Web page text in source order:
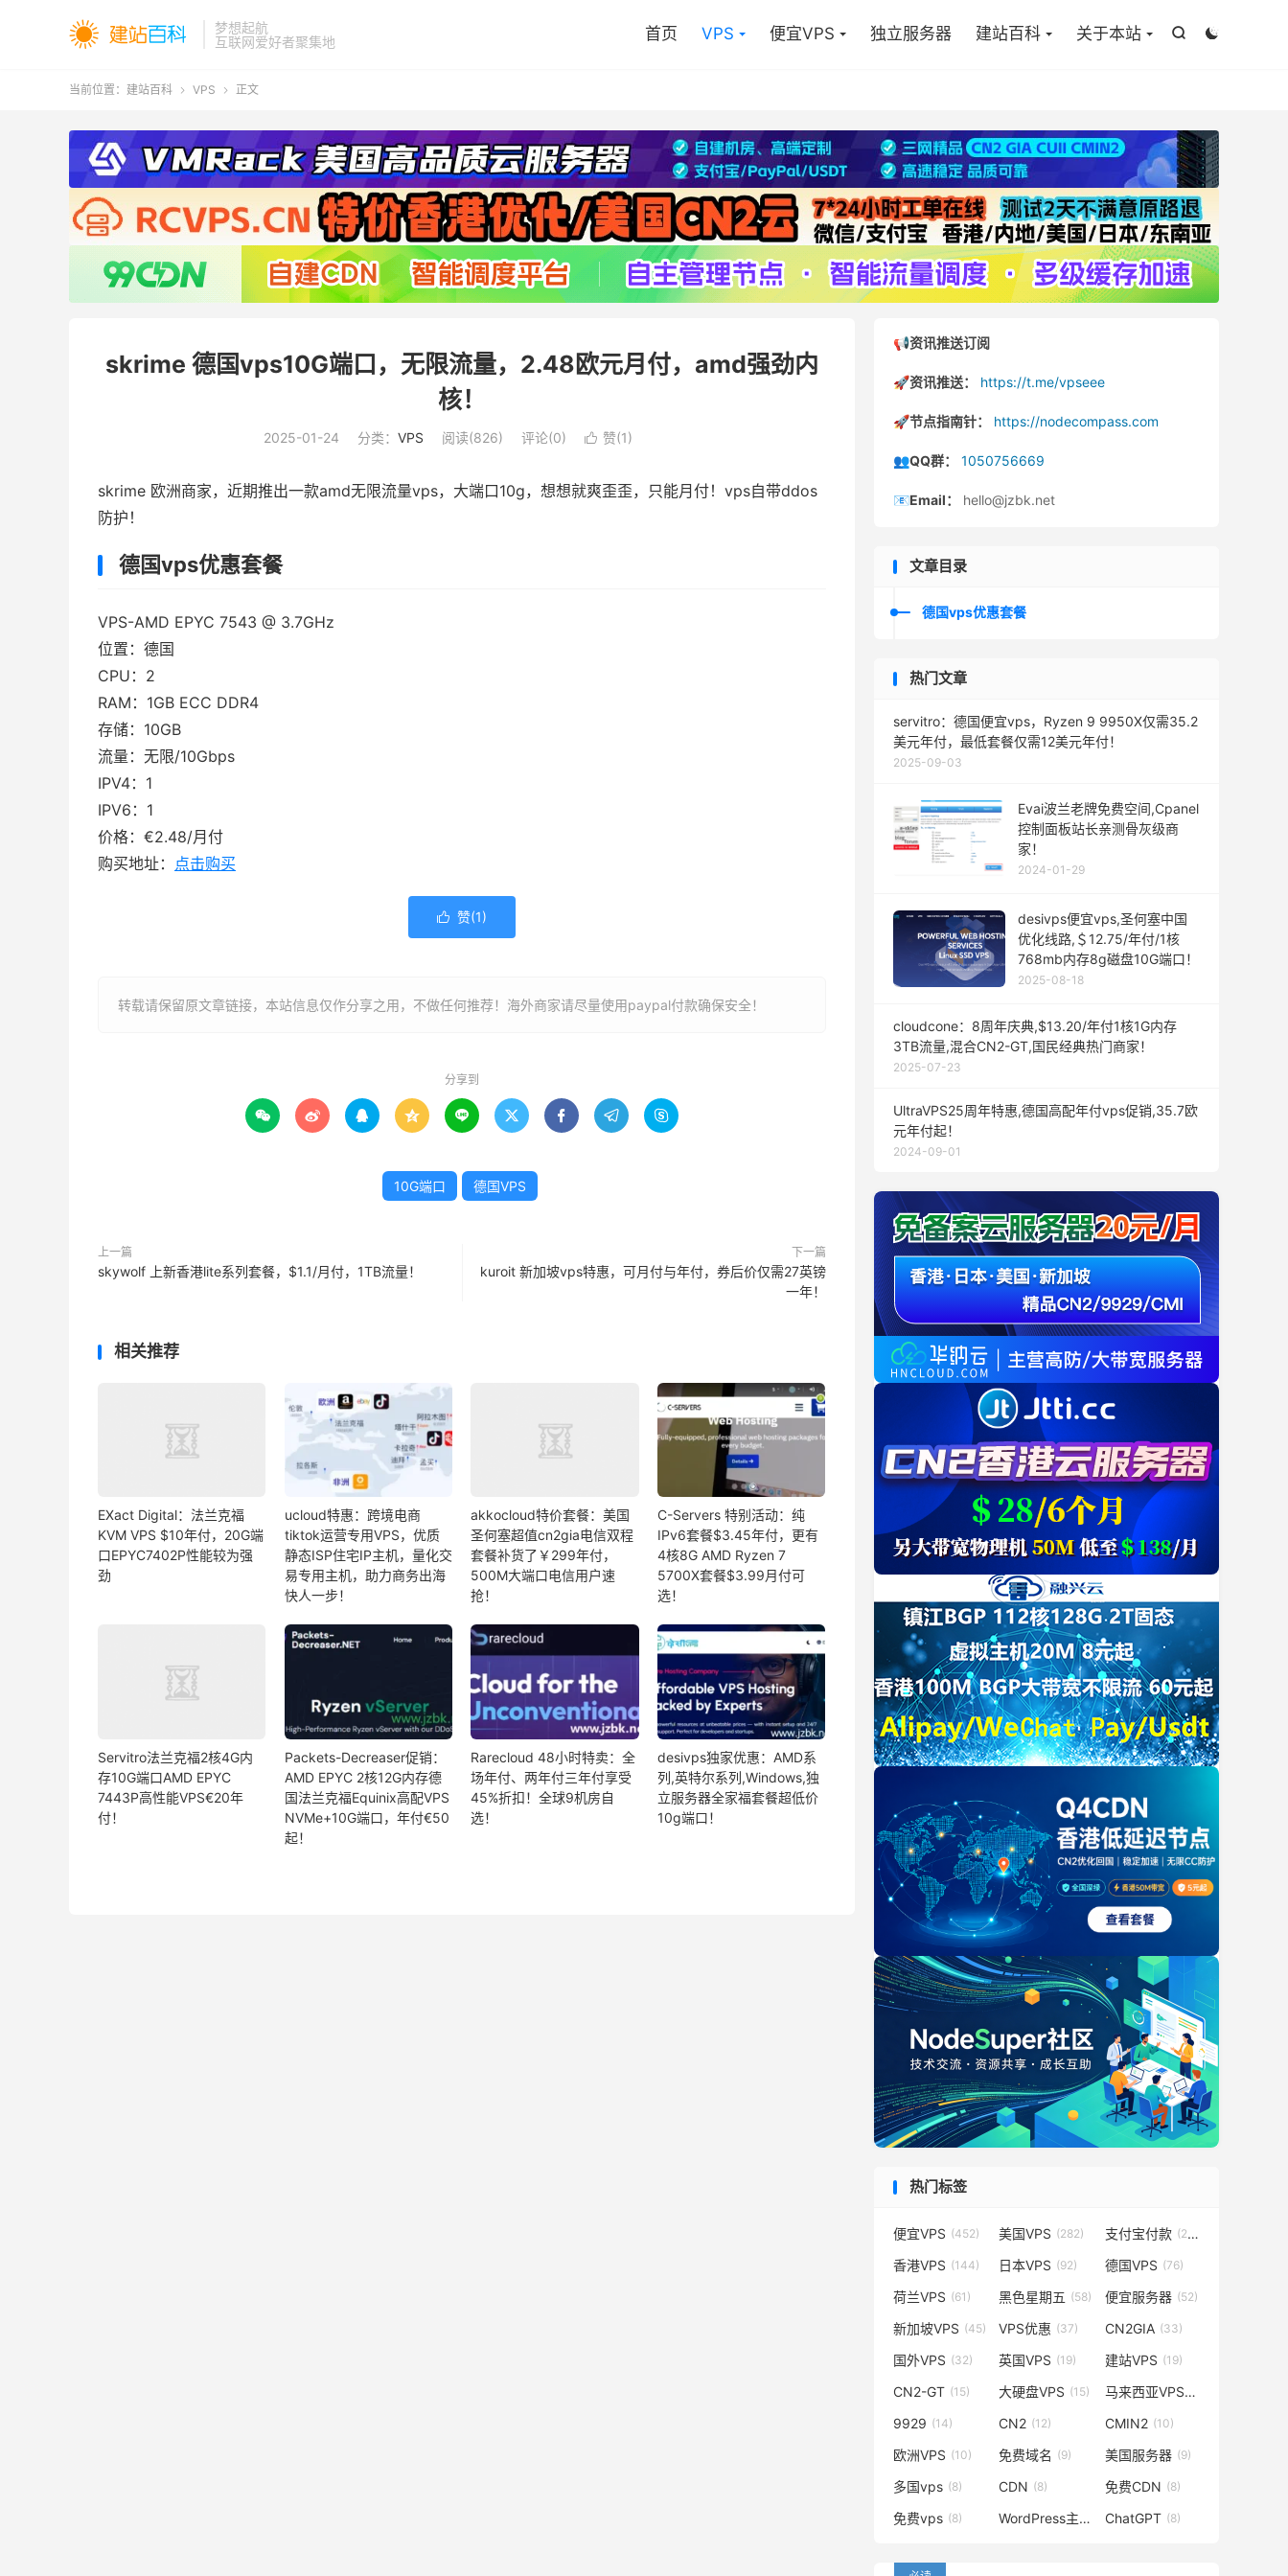
梦想起航
互联网爱好者聚集地


首页 VPS 便宜VPS 独立服务器 建站百科 关于本站
当前位置： 建站百科  VPS  正文
skrime 德国vps10G端口，无限流量，2.48欧元月付，amd强劲内
核！
2025-01-24 分类： VPS 阅读(826) 评论(0)  赞(1)
skrime 欧洲商家，近期推出一款amd无限流量vps，大端口10g，想想就爽歪歪，只能月付！vps自带ddos
防护！
德国vps优惠套餐
VPS-AMD EPYC 7543 @ 3.7GHz
位置：德国
CPU：2
RAM：1GB ECC DDR4
存储：10GB
流量：无限/10Gbps
IPV4：1
IPV6：1
价格：€2.48/月付
购买地址： 点击购买
 赞(1)
转载请保留原文章链接，本站信息仅作分享之用，不做任何推荐！海外商家请尽量使用paypal付款确保安全！
分享到
        
10G端口 德国VPS
上一篇
skywolf 上新香港lite系列套餐，$1.1/月付，1TB流量！
下一篇
kuroit 新加坡vps特惠，可月付与年付，券后价仅需27英镑
一年！
相关推荐
EXact Digital：法兰克福
KVM VPS $10年付，20G端
口EPYC7402P性能较为强
劲
ucloud特惠：跨境电商
tiktok运营专用VPS，优质
静态ISP住宅IP主机，量化交
易专用主机，助力商务出海
快人一步！
akkocloud特价套餐：美国
圣何塞超值cn2gia电信双程
套餐补货了￥299年付，
500M大端口电信用户速
抢！
C-Servers 特别活动：纯
IPv6套餐$3.45年付，更有
4核8G AMD Ryzen 7
5700X套餐$3.99月付可
选！
Servitro法兰克福2核4G内
存10G端口AMD EPYC
7443P高性能VPS€20年
付！
Packets-Decreaser促销：
AMD EPYC 2核12G内存德
国法兰克福Equinix高配VPS
NVMe+10G端口，年付€50
起！
Rarecloud 48小时特卖：全
场年付、两年付三年付享受
45%折扣！全球9机房自
选！
desivps独家优惠：AMD系
列,英特尔系列,Windows,独
立服务器全家福套餐超低价
10g端口！
📢资讯推送订阅
🚀资讯推送： https://t.me/vpseee
🚀节点指南针： https://nodecompass.com
👥QQ群： 1050756669
📧Email： hello@jzbk.net
文章目录
德国vps优惠套餐
热门文章
servitro：德国便宜vps，Ryzen 9 9950X仅需35.2
美元年付，最低套餐仅需12美元年付！
2025-09-03
Evai波兰老牌免费空间,Cpanel
控制面板站长亲测骨灰级商
家！
2024-01-29
desivps便宜vps,圣何塞中国
优化线路,＄12.75/年付/1核
768mb内存8g磁盘10G端口！
2025-08-18
cloudcone：8周年庆典,$13.20/年付1核1G内存
3TB流量,混合CN2-GT,国民经典热门商家！
2025-07-23
UltraVPS25周年特惠,德国高配年付vps促销,35.7欧
元年付起！
2024-09-01
热门标签
便宜VPS (452) 美国VPS (282) 支付宝付款 (231)
香港VPS (144) 日本VPS (92) 德国VPS (76)
荷兰VPS (61) 黑色星期五 (58) 便宜服务器 (52)
新加坡VPS (45) VPS优惠 (37) CN2GIA (33)
国外VPS (32) 英国VPS (19) 建站VPS (19)
CN2-GT (15) 大硬盘VPS (15) 马来西亚VPS(14)
9929 (14) CN2 (12) CMIN2 (10)
欧洲VPS (10) 免费域名 (9) 美国服务器 (9)
多国vps (8) CDN (8) 免费CDN (8)
免费vps (8) WordPress主题 (8)
ChatGPT (8)